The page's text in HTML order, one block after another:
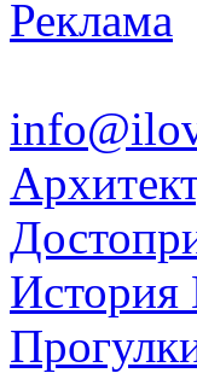
Реклама
История